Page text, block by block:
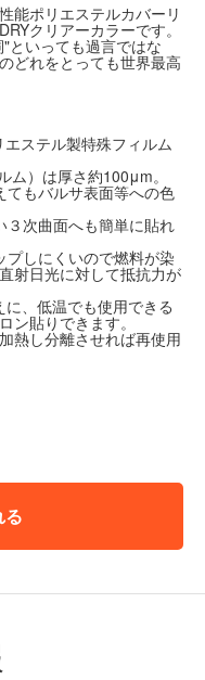
能ポリエステルカバーリ
クリアーカラーです。
といっても過言ではな
どれをとっても世界最高
ステル製特殊フィルム
ム）は厚さ約100μm。
てもバルサ表面等への色
３次曲面へも簡単に貼れ
しにくいので燃料が染
射日光に対して抵抗力が
、低温でも使用できる
ン貼りできます。
熱し分離させれば再使用
る